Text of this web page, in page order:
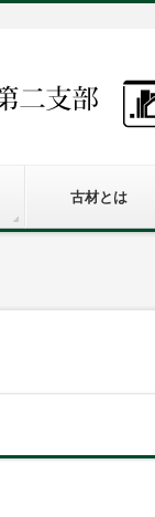
古材とは